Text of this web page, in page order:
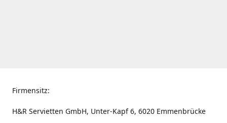
Firmensitz:
H&R Servietten GmbH, Unter-Kapf 6, 6020 Emmenbrücke